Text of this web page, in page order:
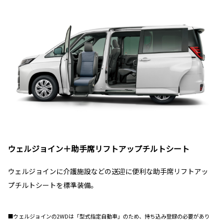
ウェルジョイン＋助手席リフトアップチルトシート
ウェルジョインに介護施設などの送迎に便利な助手席リフトアッ
プチルトシートを標準装備。
■ウェルジョインの2WDは「型式指定自動車」のため、持ち込み登録の必要があり